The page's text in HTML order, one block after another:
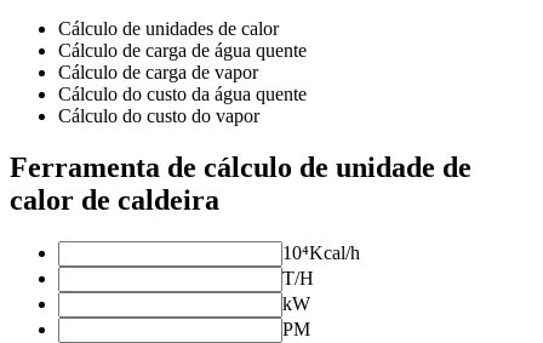
Cálculo de unidades de calor
Cálculo de carga de água quente
Cálculo de carga de vapor
Cálculo do custo da água quente
Cálculo do custo do vapor
Ferramenta de cálculo de unidade de
calor de caldeira
10⁴Kcal/h
T/H
kW
PM